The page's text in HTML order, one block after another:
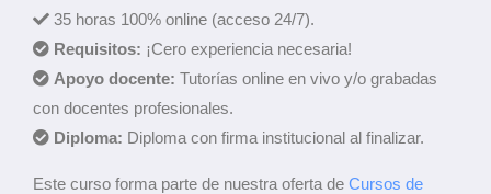
35 horas 100% online (acceso 24/7).
Requisitos: ¡Cero experiencia necesaria!
Apoyo docente: Tutorías online en vivo y/o grabadas
con docentes profesionales.
Diploma: Diploma con firma institucional al finalizar.
Este curso forma parte de nuestra oferta de Cursos de